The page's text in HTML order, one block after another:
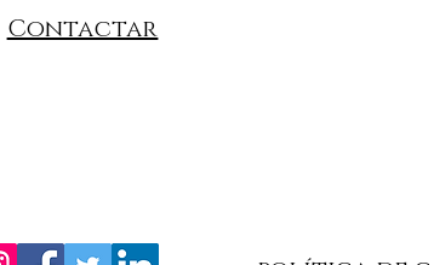
Contactar